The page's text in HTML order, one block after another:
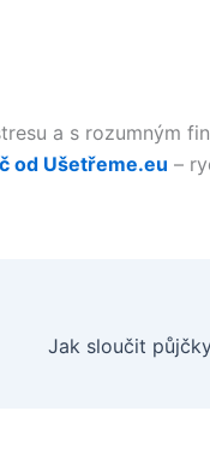
a s rozumným
od Ušetřeme.eu –